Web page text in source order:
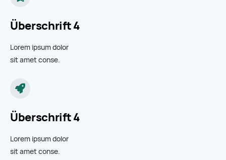
Überschrift 4
Lorem ipsum dolor
sit amet conse.
Überschrift 4
Lorem ipsum dolor
sit amet conse.